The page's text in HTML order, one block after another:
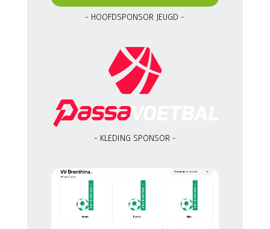
- HOOFDSPONSOR JEUGD -
- KLEDING SPONSOR -